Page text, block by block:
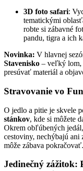
3D foto safari:
tematickými
robte si zábavné
pandu, tigra a ich
Novinka: V hlavnej
Stavenisko – veľký lom,
presúvať materiál a
Stravovanie vo
O jedlo a pitie je skvele
stánkov, kde si môžete
Okrem obľúbených
cestoviny, nechýbajú ani
môže zábava pokračovať.
Jedinečný zážitok: